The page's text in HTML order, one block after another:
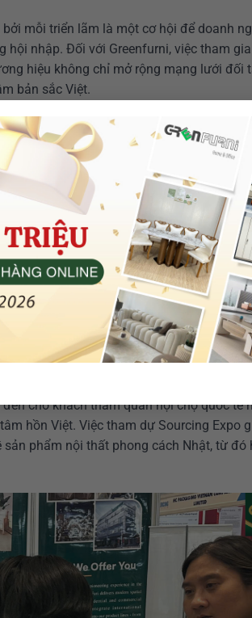
mỗi triển lãm là một cơ hội để doanh
nhập. Đối với Greenfurni, việc tham
hiệu không chỉ mở rộng mạng lưới đối
bản sắc Việt.
gia hội chợ quốc tế ra thế giới, giúp
minh chứng cho quá trình đầu tư gian
tăng trưởng xuất khẩu qua triển lãm
nội thất Đông Nam Á.
Chợ Triển Lãm Quốc Tế
quốc tế được thiết kế theo phong cách
thương hiệu. Gian hàng trưng bày
tinh tế, hài hòa và tiện nghi. Mỗi sản
lý “Đẹp từ trải nghiệm, bền từ chất
cho khách tham quan hội chợ quốc tế
hồn Việt. Việc tham dự Sourcing Expo
phẩm nội thất phong cách Nhật, từ đó